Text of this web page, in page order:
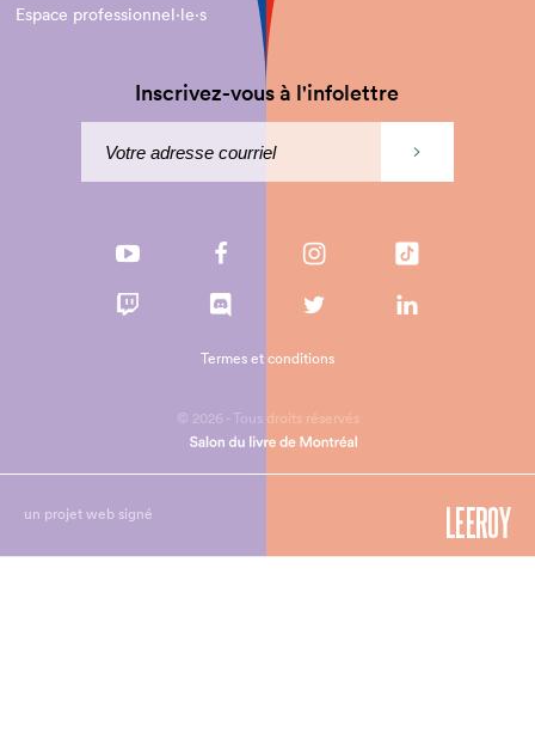
Espace professionnel·le⋅s
Inscrivez-vous à l'infolettre
© 2026 - Tous droits réservés
Termes et conditions
un projet web signé